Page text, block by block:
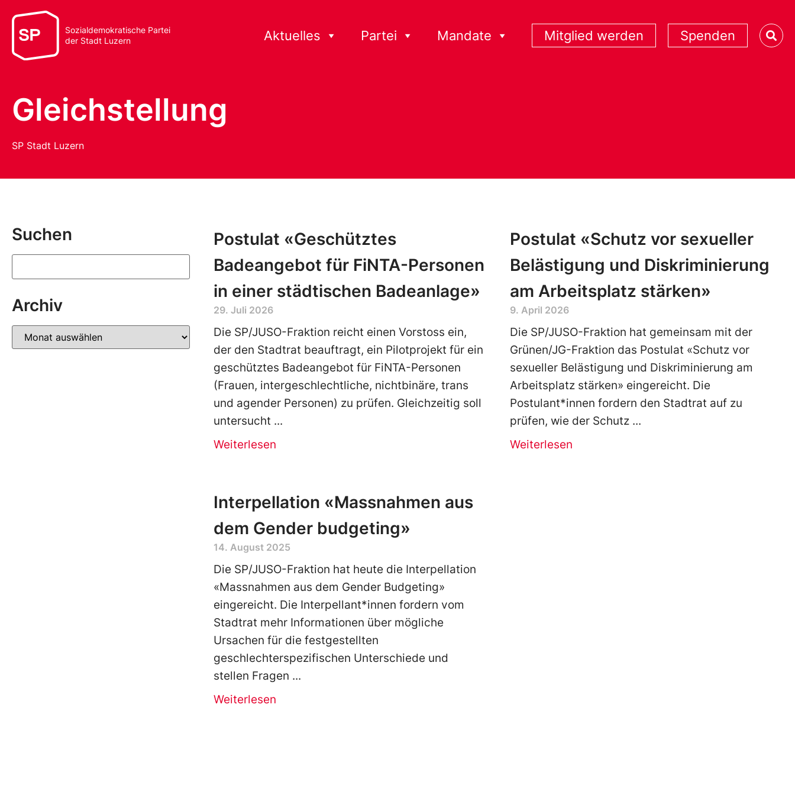
Sozialdemokratische Partei
der Stadt Luzern
Aktuelles Partei Mandate Mitglied werden Spenden
Gleichstellung
SP Stadt Luzern
Suchen
Archiv
Postulat «Geschütztes
Badeangebot für FiNTA-Personen
in einer städtischen Badeanlage»
29. Juli 2026
Die SP/JUSO-Fraktion reicht einen Vorstoss ein,
der den Stadtrat beauftragt, ein Pilotprojekt für ein
geschütztes Badeangebot für FiNTA-Personen
(Frauen, intergeschlechtliche, nichtbinäre, trans
und agender Personen) zu prüfen. Gleichzeitig soll
untersucht
Weiterlesen
Postulat «Schutz vor sexueller
Belästigung und Diskriminierung
am Arbeitsplatz stärken»
9. April 2026
Die SP/JUSO-Fraktion hat gemeinsam mit der
Grünen/JG-Fraktion das Postulat «Schutz vor
sexueller Belästigung und Diskriminierung am
Arbeitsplatz stärken» eingereicht. Die
Postulant*innen fordern den Stadtrat auf zu
prüfen, wie der Schutz
Weiterlesen
Interpellation «Massnahmen aus
dem Gender budgeting»
14. August 2025
Die SP/JUSO-Fraktion hat heute die Interpellation
«Massnahmen aus dem Gender Budgeting»
eingereicht. Die Interpellant*innen fordern vom
Stadtrat mehr Informationen über mögliche
Ursachen für die festgestellten
geschlechterspezifischen Unterschiede und
stellen Fragen
Weiterlesen